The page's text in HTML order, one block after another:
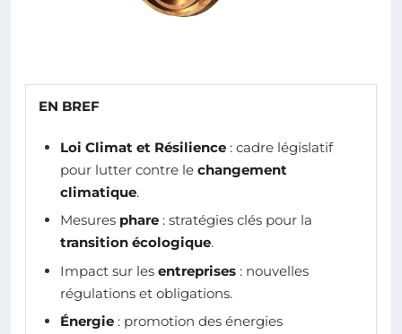
EN BREF
Loi Climat et Résilience : cadre législatif
pour lutter contre le changement
climatique.
Mesures phare : stratégies clés pour la
transition écologique.
Impact sur les entreprises : nouvelles
régulations et obligations.
Énergie : promotion des énergies